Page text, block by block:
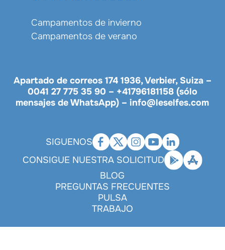
Campamentos de invierno
Campamentos de verano
Apartado de correos 174 1936, Verbier, Suiza –
0041 27 775 35 90 – +41796181158 (sólo
mensajes de WhatsApp) –info@leselfes.com
SIGUENOS
CONSIGUE NUESTRA SOLICITUD
BLOG
PREGUNTAS FRECUENTES
PULSA
TRABAJO